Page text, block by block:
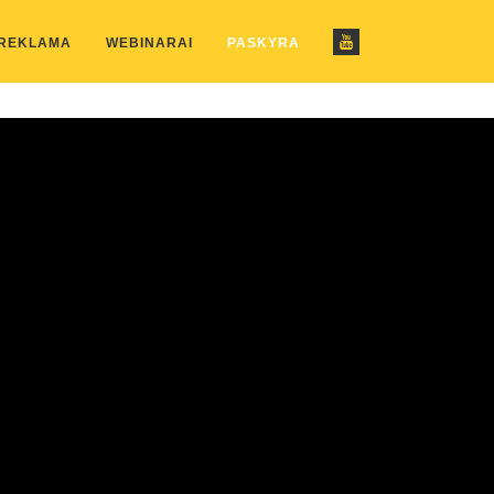
WEBINARAI PASKYRA